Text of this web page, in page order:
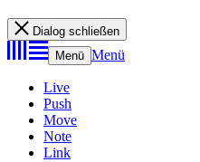
Dialog schließen
Menü Menü
Live
Push
Move
Note
Link